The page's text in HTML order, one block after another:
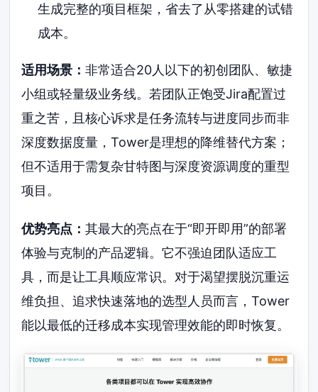
生成完整的项目框架，省去了从零搭建的试错
成本。
适用场景：非常适合20人以下的初创团队、敏捷
小组或轻量级业务线。若团队正饱受Jira配置过
重之苦，且核心诉求是任务流转与进度同步而非
深度数据度量，Tower是理想的降维替代方案；
但不适用于需复杂甘特图与深度资源调度的重型
项目。
优势亮点：其最大的亮点在于“即开即用”的部署
体验与克制的产品逻辑。它不强迫团队适应工
具，而是让工具顺应常识。对于渴望摆脱沉重运
维负担、追求快速落地的选型人员而言，Tower
能以最低的迁移成本实现管理效能的即时恢复。